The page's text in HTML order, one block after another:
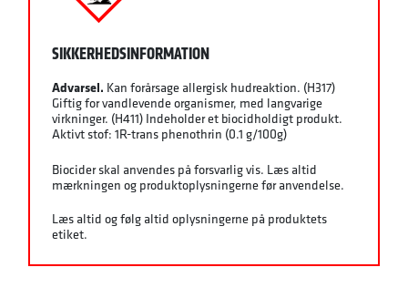
SIKKERHEDSINFORMATION
Advarsel. Kan forårsage allergisk hudreaktion. (H317)
Giftig for vandlevende organismer, med langvarige
virkninger. (H411) Indeholder et biocidholdigt produkt.
Aktivt stof: 1R-trans phenothrin (0.1 g/100g)
Biocider skal anvendes på forsvarlig vis. Læs altid
mærkningen og produktoplysningerne før anvendelse.
Læs altid og følg altid oplysningerne på produktets
etiket.